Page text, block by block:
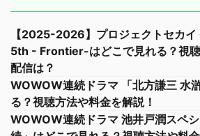
【2025-2026】プロジェクトセカイ
5th - Frontier-はどこで見れる？視
配信は？
WOWOW連続ドラマ 「北方謙三 水
る？視聴方法や料金を解説！
WOWOW連続ドラマ 池井戸潤スペ